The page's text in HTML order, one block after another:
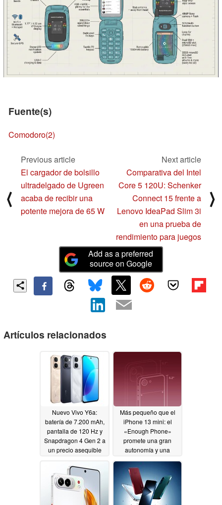
Fuente(s)
Comodoro(2)
⟨
Previous article
El cargador de bolsillo
ultradelgado de Ugreen
acaba de recibir una
potente mejora de 65 W
Next article
Comparativa del Intel
Core 5 120U: Schenker
Connect 15 frente a
Lenovo IdeaPad Slim 3i
en una prueba de
rendimiento para juegos
⟩
Add as a preferred
source on Google
Artículos relacionados
Nuevo Vivo Y6a:
batería de 7.200 mAh,
pantalla de 120 Hz y
Snapdragon 4 Gen 2 a
un precio asequible
Más pequeño que el
iPhone 13 mini: el
«Enough Phone»
promete una gran
autonomía y una
atornillable06/26/2026